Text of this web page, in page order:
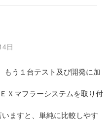
日
もう１台テスト及び開発に加
Ｘマフラーシステムを取り付
ますと、単純に比較しやす